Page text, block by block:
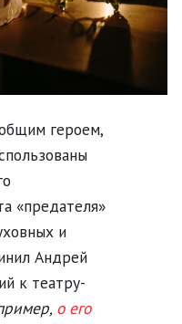
героем,
«предателя»
и
Андрей
к театру-
о его